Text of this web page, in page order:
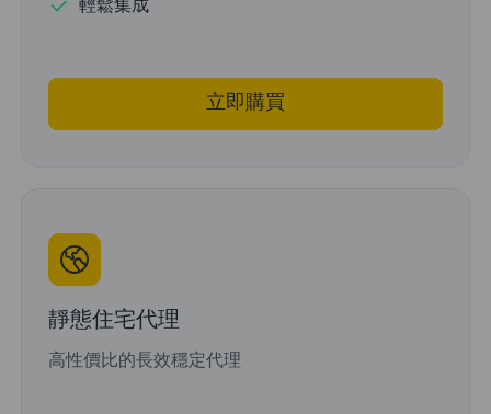
輕鬆集成
立即購買
靜態住宅代理
高性價比的長效穩定代理